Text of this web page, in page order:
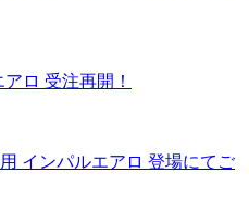
ロ 受注再開！
インパルエアロ 登場にてご